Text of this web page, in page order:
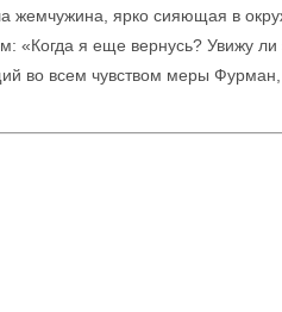
жемчужина, ярко сияющая в
«Когда я еще вернусь? Увижу ли
во всем чувством меры Фурман,